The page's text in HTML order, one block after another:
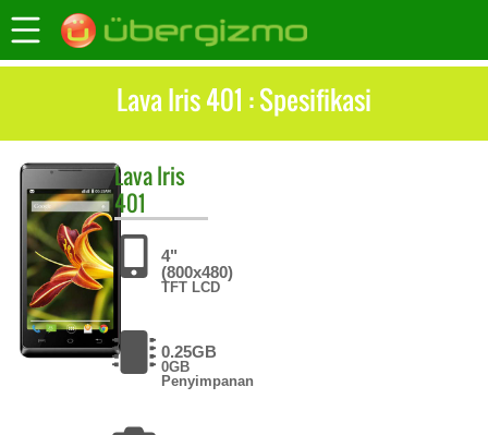
Lava Iris 401 : Spesifikasi
LavaIris
401
4"
(800x480)
TFT LCD
0.25GB
0GB
Penyimpanan